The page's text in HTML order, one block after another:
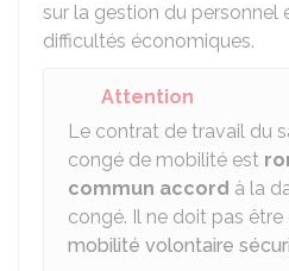
sur la gestion du personnel
difficultés économiques.
Attention
Le contrat de travail du
congé de mobilité est
commun accord à la
congé. Il ne doit pas
mobilité volontaire